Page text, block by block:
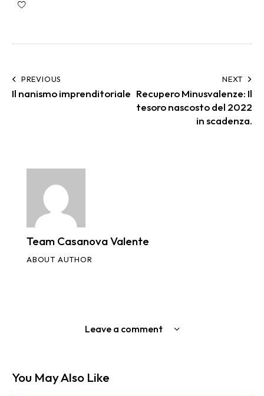
PREVIOUS
Il nanismo imprenditoriale
NEXT
Recupero Minusvalenze: Il
tesoro nascosto del 2022
in scadenza.
Team Casanova Valente
ABOUT AUTHOR
Leave a comment
You May Also Like